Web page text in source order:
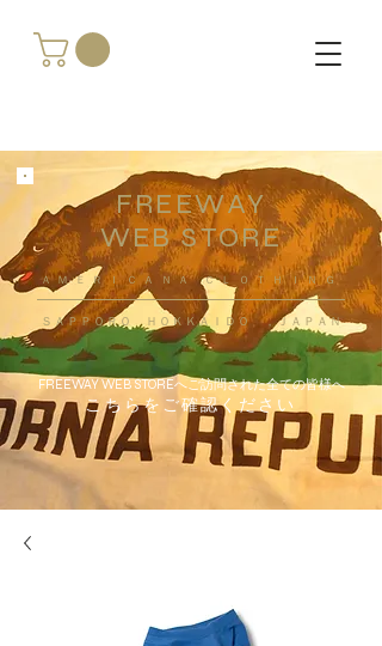
FREEWAY
WEB STORE
​ＡＭＥＲＩＣＡＮＡ ＣＬＯＴＨＩＮＧ
ＳＡＰＰＯＲＯ ＨＯＫＫＡＩＤＯ ，ＪＡＰＡＮ
FREEWAY WEB STOREへご訪問された全ての皆様へ
こちらをご確認ください